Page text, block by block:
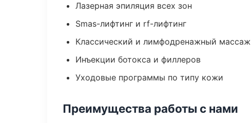
Лазерная эпиляция всех зон
Smas-лифтинг и rf-лифтинг
Классический и лимфодренажный массаж
Инъекции ботокса и филлеров
Уходовые программы по типу кожи
Преимущества работы с нами